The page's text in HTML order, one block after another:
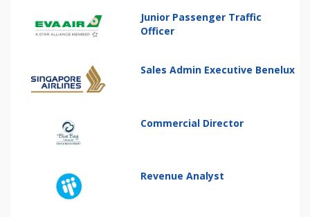
Junior Passenger Traffic
Officer
Sales Admin Executive Benelux
Commercial Director
Revenue Analyst